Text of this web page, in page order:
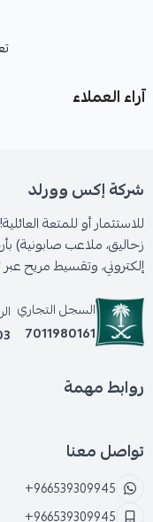
آراء العملاء
شركة إكس وورلد
للاستثمار أو للمتعة
زحاليق، ملاعب
إلكتروني، وتقسيط مريح عبر
السجل التجاري
7011980161
روابط مهمة
تواصل معنا
+966539309945
+966539309945